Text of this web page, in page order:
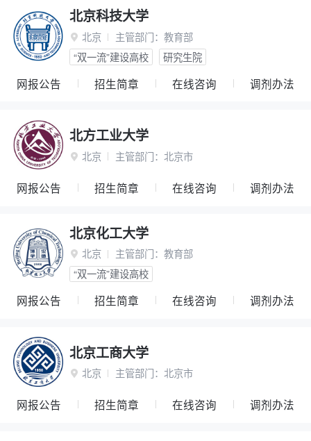
北京科技大学
 北京 主管部门： 教育部
“双一流”建设高校
研究生院
网报公告 招生简章 在线咨询 调剂办法
北方工业大学
 北京 主管部门： 北京市
网报公告 招生简章 在线咨询 调剂办法
北京化工大学
 北京 主管部门： 教育部
“双一流”建设高校
网报公告 招生简章 在线咨询 调剂办法
北京工商大学
 北京 主管部门： 北京市
网报公告 招生简章 在线咨询 调剂办法